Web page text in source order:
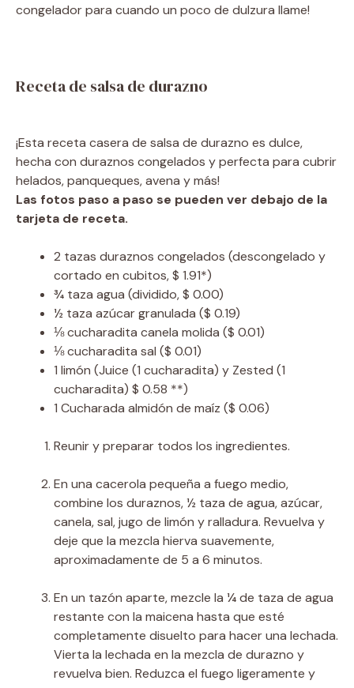
congelador para cuando un poco de dulzura llame!
Receta de salsa de durazno
¡Esta receta casera de salsa de durazno es dulce,
hecha con duraznos congelados y perfecta para cubrir
helados, panqueques, avena y más!
Las fotos paso a paso se pueden ver debajo de la
tarjeta de receta.
2 tazas duraznos congelados (descongelado y
cortado en cubitos, $ 1.91*)
¾ taza agua (dividido, $ 0.00)
½ taza azúcar granulada ($ 0.19)
⅛cucharadita canela molida ($ 0.01)
⅛cucharadita sal ($ 0.01)
1 limón (Juice (1 cucharadita) y Zested (1
cucharadita) $ 0.58 **)
1 Cucharada almidón de maíz ($ 0.06)
Reunir y preparar todos los ingredientes.
En una cacerola pequeña a fuego medio,
combine los duraznos, ½ taza de agua, azúcar,
canela, sal, jugo de limón y ralladura. Revuelva y
deje que la mezcla hierva suavemente,
aproximadamente de 5 a 6 minutos.
En un tazón aparte, mezcle la ¼ de taza de agua
restante con la maicena hasta que esté
completamente disuelto para hacer una lechada.
Vierta la lechada en la mezcla de durazno y
revuelva bien. Reduzca el fuego ligeramente y